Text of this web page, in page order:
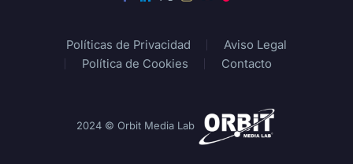
Políticas de Privacidad
Aviso Legal
Política de Cookies
Contacto
2024 © Orbit Media Lab